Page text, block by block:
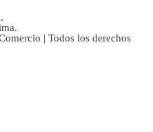
| Todos los derechos